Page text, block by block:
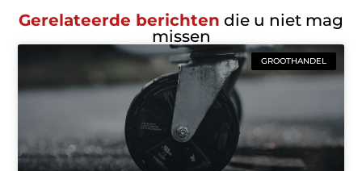
Gerelateerde berichten die u niet mag
missen
GROOTHANDEL